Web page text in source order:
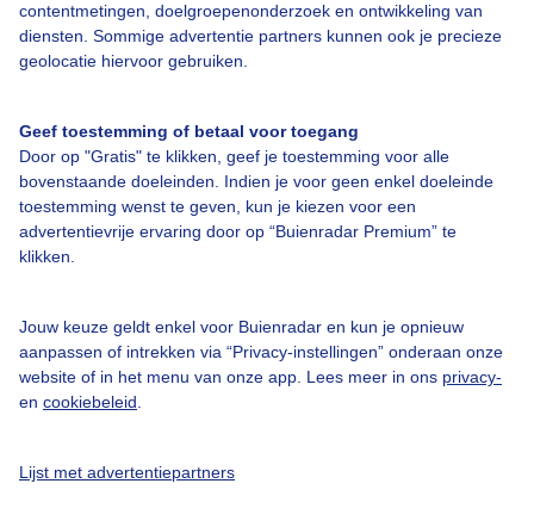
contentmetingen, doelgroepenonderzoek en ontwikkeling van
diensten. Sommige advertentie partners kunnen ook je precieze
geolocatie hiervoor gebruiken.
Geef toestemming of betaal voor toegang
Door op "Gratis" te klikken, geef je toestemming voor alle
bovenstaande doeleinden. Indien je voor geen enkel doeleinde
toestemming wenst te geven, kun je kiezen voor een
advertentievrije ervaring door op “Buienradar Premium” te
klikken.
Jouw keuze geldt enkel voor Buienradar en kun je opnieuw
aanpassen of intrekken via “Privacy-instellingen” onderaan onze
website of in het menu van onze app. Lees meer in ons privacy-
en cookiebeleid
Lijst met advertentiepartners
Veelgestelde vragen
Contact
Gebruikersvoorwaarden
Adverteren
Buienradar Team
Privacy beleid
Privacy instellingen
Gratis weerdata
Buienradar